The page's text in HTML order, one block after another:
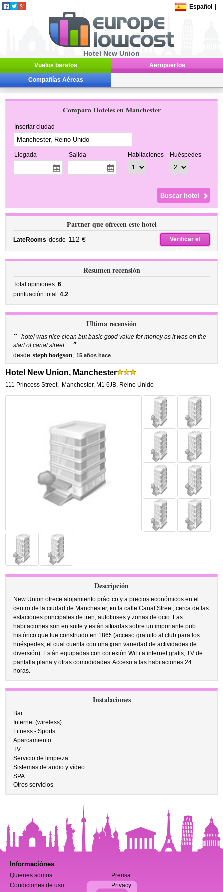
Español
Hotel New Union
Vuelos baratos Aeropuertos
Compañías Aéreas
Compara Hoteles en Manchester
Insertar ciudad
Llegada Salida Habitaciones Huéspedes
Partner que ofrecen este hotel
LateRooms desde 112 €
Verificar el
precio
Resumen recensión
Total opiniones:6
puntuación total:4.2
Ultima recensión
“ hotel was nice clean but basic good value for money as it was on the
start of canal street ... ”
desde steph hodgson, 15 años hace
Hotel New Union, Manchester
111 Princess Street, Manchester, M1 6JB, Reino Unido
Descripción
New Union ofrece alojamiento práctico y a precios económicos en el
centro de la ciudad de Manchester, en la calle Canal Street, cerca de las
estaciones principales de tren, autobuses y zonas de ocio. Las
habitaciones son en suite y están situadas sobre un importante pub
histórico que fue construido en 1865 (acceso gratuito al club para los
huéspedes, el cual cuenta con una gran variedad de actividades de
diversión). Están equipadas con conexión WiFi a internet gratis, TV de
pantalla plana y otras comodidades. Acceso a las habitaciones 24
horas.
Instalaciones
Bar
Internet (wireless)
Fitness - Sports
Aparcamiento
TV
Servicio de limpieza
Sistemas de audio y vídeo
SPA
Otros servicios
Informaciónes
Quienes somos
Prensa
Condiciones de uso
Privacy